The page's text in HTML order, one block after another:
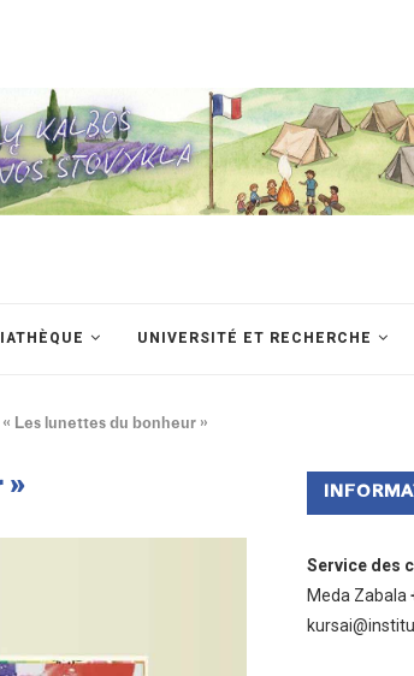
UNIVERSITÉ ET RECHERCHE
Les lunettes du bonheur »
»
Service des
Meda Zabala